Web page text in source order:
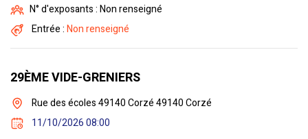
N° d'exposants : Non renseigné
Entrée :Non renseigné
29ÈME VIDE-GRENIERS
Rue des écoles 49140 Corzé 49140 Corzé
11/10/2026 08:00